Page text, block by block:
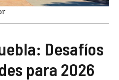
Desafíos
para 2026